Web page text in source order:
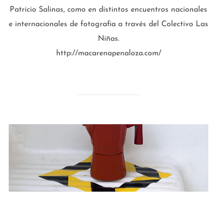
Patricio Salinas, como en distintos encuentros nacionales
e internacionales de fotografia a través del Colectivo Las
Niñas.
http://macarenapenaloza.com/